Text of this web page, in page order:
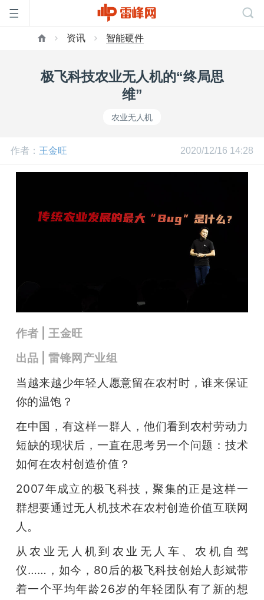
活
中
心
专
题
爱
资讯 智能硬件
极飞科技农业无人机的“终局思
维”
农业无人机
作者： 王金旺 2020/12/16 14:28
作者 | 王金旺
出品 | 雷锋网产业组
当越来越少年轻人愿意留在农村时，谁来保证
你的温饱？
在中国，有这样一群人，他们看到农村劳动力
短缺的现状后，一直在思考另一个问题：技术
如何在农村创造价值？
2007年成立的极飞科技，聚集的正是这样一
群想要通过无人机技术在农村创造价值互联网
人。
从农业无人机到农业无人车、农机自驾
仪……，如今，80后的极飞科技创始人彭斌带
着一个平均年龄26岁的年轻团队有了新的想